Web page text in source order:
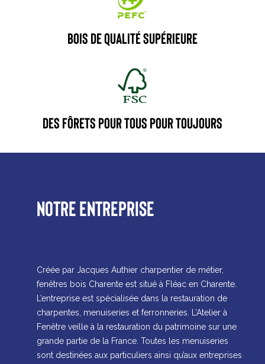
BOIS DE QUALITÉ SUPÉRIEURE
DES FÔRETS POUR TOUS POUR TOUJOURS
Notre entreprise
Créée par Jacques Authier charpentier de métier,
fenêtres bois Charente est situé à Fléac en Charente
L’entreprise est spécialisée dans la restauration de
charpentes, menuiseries et ferronneries. L’Atelier à
Fenêtre veille à la restauration du patrimoine sur une
grande partie de la France. Toutes les menuiseries
sont destinées aux particuliers ainsi qu’aux entreprises